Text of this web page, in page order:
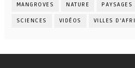
MANGROVES NATURE PAYSAGES
SCIENCES VIDÉOS VILLES